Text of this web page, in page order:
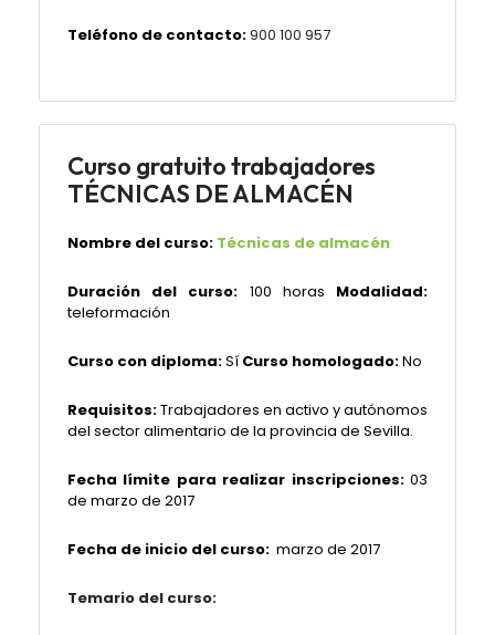
Teléfono de contacto:900 100 957
Curso gratuito trabajadores
TÉCNICAS DE ALMACÉN
Nombre del curso: Técnicas de almacén
Duración del curso: 100 horas Modalidad:
teleformación
Curso con diploma:Sí Curso homologado:No
Requisitos:Trabajadores en activo y autónomos
del sector alimentario de la provincia de Sevilla.
Fecha límite para realizar inscripciones: 03
de marzo de 2017
Fecha de inicio del curso: marzo de 2017
Temario del curso: